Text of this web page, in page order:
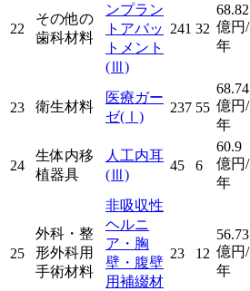
22
その他の
歯科材料
ンプラン
トアバッ
トメント
(Ⅲ)
241 32
68.82
億円/
年
23 衛生材料
医療ガー
ゼ(Ⅰ)
237 55
68.74
億円/
年
24
生体内移
植器具
人工内耳
(Ⅲ)
45 6
60.9
億円/
年
25
外科・整
形外科用
手術材料
非吸収性
ヘルニ
ア・胸
壁・腹壁
用補綴材
23 12
56.73
億円/
年